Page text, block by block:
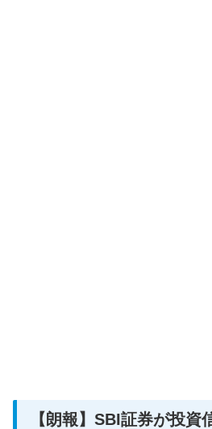
【朗報】SBI証券が投資